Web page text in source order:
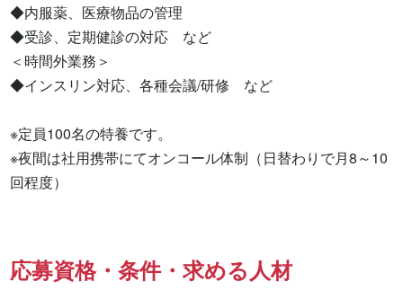
◆内服薬、医療物品の管理
◆受診、定期健診の対応　など
＜時間外業務＞
◆インスリン対応、各種会議/研修　など
※定員100名の特養です。
※夜間は社用携帯にてオンコール体制（日替わりで月8～10
回程度）
応募資格・条件・求める人材